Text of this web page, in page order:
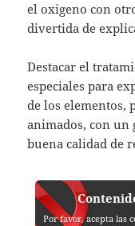
el oxigeno con
divertida de
Destacar el
especiales para
de los elementos,
animados, con
buena calidad de
Por favor, acepta las